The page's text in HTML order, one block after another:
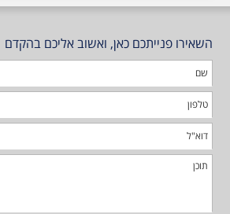
השאירו פנייתכם כאן, ואשוב אליכם בהקדם